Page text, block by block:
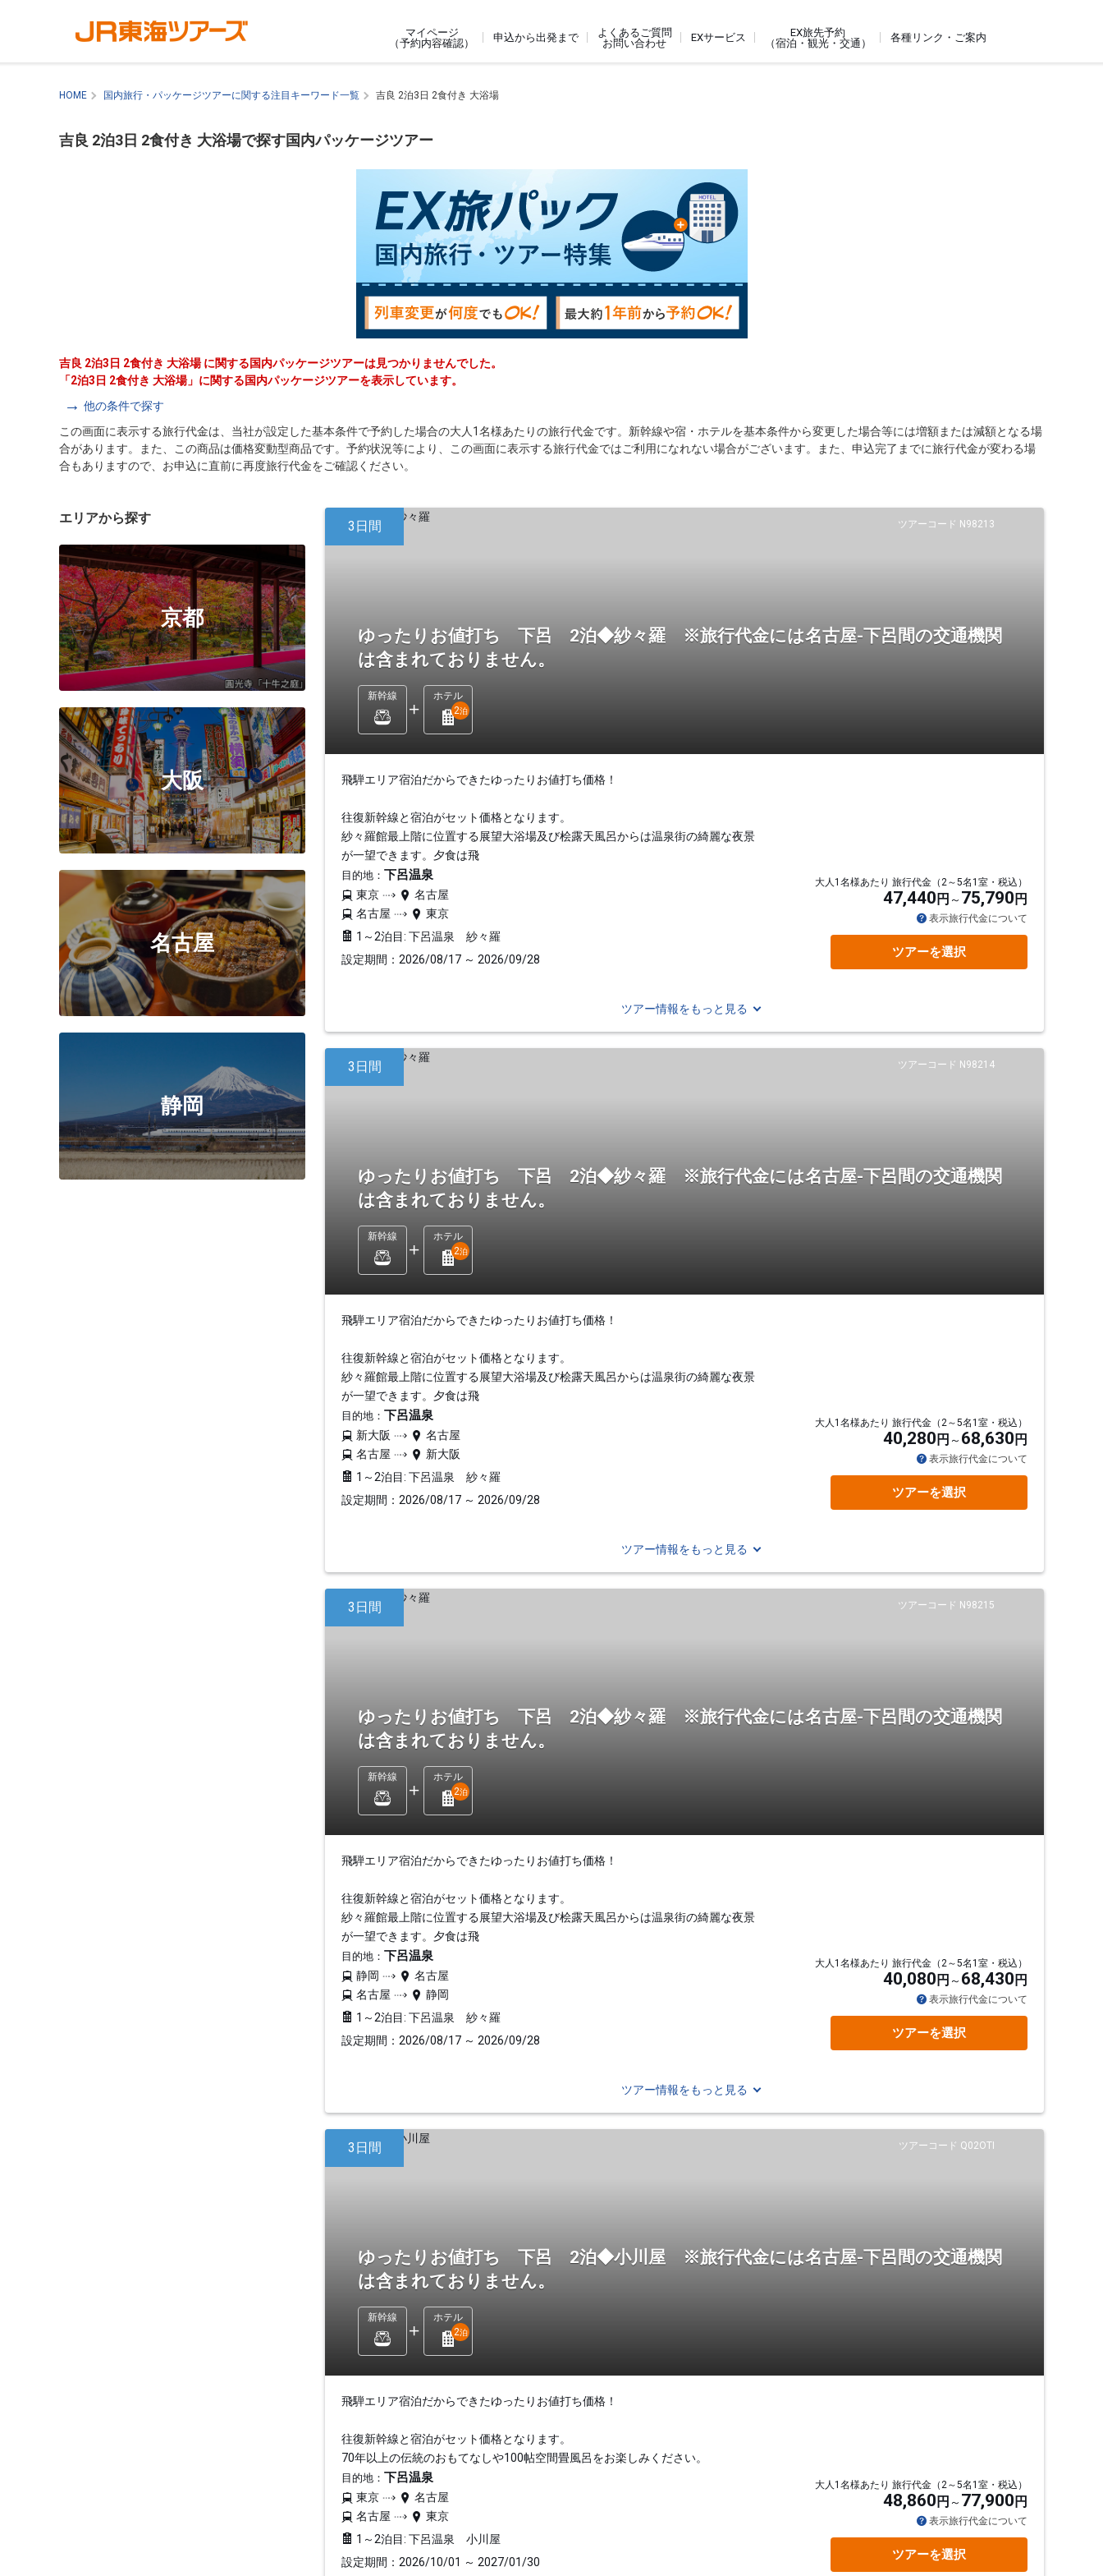
マイページ
（予約内容確認）
申込から出発まで
よくあるご質問
お問い合わせ
EXサービス
EX旅先予約
（宿泊・観光・交通）
各種リンク・ご案内
HOME 国内旅行・パッケージツアーに関する注目キーワード一覧 吉良 2泊3日 2食付き 大浴場
吉良 2泊3日 2食付き 大浴場で探す国内パッケージツアー
吉良 2泊3日 2食付き 大浴場 に関する国内パッケージツアーは見つかりませんでした。
「2泊3日 2食付き 大浴場」に関する国内パッケージツアーを表示しています。
他の条件で探す
この画面に表示する旅行代金は、当社が設定した基本条件で予約した場合の大人1名様あたりの旅行代金です。新幹線や宿・ホテルを基本条件から変更した場合等には増額または減額となる場
合があります。また、この商品は価格変動型商品です。予約状況等により、この画面に表示する旅行代金ではご利用になれない場合がございます。また、申込完了までに旅行代金が変わる場
合もありますので、お申込に直前に再度旅行代金をご確認ください。
エリアから探す
京都
大阪
名古屋
静岡
ツアーコード N98213
3日間
ゆったりお値打ち 下呂 2泊◆紗々羅 ※旅行代金には名古屋-下呂間の交通機関
は含まれておりません。
新幹線
ホテル
2泊
飛騨エリア宿泊だからできたゆったりお値打ち価格！
往復新幹線と宿泊がセット価格となります。
紗々羅館最上階に位置する展望大浴場及び桧露天風呂からは温泉街の綺麗な夜景
が一望できます。夕食は飛
目的地： 下呂温泉
東京
名古屋
名古屋
東京
1～2泊目: 下呂温泉 紗々羅
設定期間：2026/08/17 ～ 2026/09/28
大人1名様あたり 旅行代金（2～5名1室・税込）
47,440 円 75,790 円
表示旅行代金について
ツアーを選択
ツアー情報をもっと見る
ツアーコード N98214
3日間
ゆったりお値打ち 下呂 2泊◆紗々羅 ※旅行代金には名古屋-下呂間の交通機関
は含まれておりません。
新幹線
ホテル
2泊
飛騨エリア宿泊だからできたゆったりお値打ち価格！
往復新幹線と宿泊がセット価格となります。
紗々羅館最上階に位置する展望大浴場及び桧露天風呂からは温泉街の綺麗な夜景
が一望できます。夕食は飛
目的地： 下呂温泉
新大阪
名古屋
名古屋
新大阪
1～2泊目: 下呂温泉 紗々羅
設定期間：2026/08/17 ～ 2026/09/28
大人1名様あたり 旅行代金（2～5名1室・税込）
40,280 円 68,630 円
表示旅行代金について
ツアーを選択
ツアー情報をもっと見る
ツアーコード N98215
3日間
ゆったりお値打ち 下呂 2泊◆紗々羅 ※旅行代金には名古屋-下呂間の交通機関
は含まれておりません。
新幹線
ホテル
2泊
飛騨エリア宿泊だからできたゆったりお値打ち価格！
往復新幹線と宿泊がセット価格となります。
紗々羅館最上階に位置する展望大浴場及び桧露天風呂からは温泉街の綺麗な夜景
が一望できます。夕食は飛
目的地： 下呂温泉
静岡
名古屋
名古屋
静岡
1～2泊目: 下呂温泉 紗々羅
設定期間：2026/08/17 ～ 2026/09/28
大人1名様あたり 旅行代金（2～5名1室・税込）
40,080 円 68,430 円
表示旅行代金について
ツアーを選択
ツアー情報をもっと見る
ツアーコード Q02OTI
3日間
ゆったりお値打ち 下呂 2泊◆小川屋 ※旅行代金には名古屋-下呂間の交通機関
は含まれておりません。
新幹線
ホテル
2泊
飛騨エリア宿泊だからできたゆったりお値打ち価格！
往復新幹線と宿泊がセット価格となります。
70年以上の伝統のおもてなしや100帖空間畳風呂をお楽しみください。
目的地： 下呂温泉
東京
名古屋
名古屋
東京
1～2泊目: 下呂温泉 小川屋
設定期間：2026/10/01 ～ 2027/01/30
大人1名様あたり 旅行代金（2～5名1室・税込）
48,860 円 77,900 円
表示旅行代金について
ツアーを選択